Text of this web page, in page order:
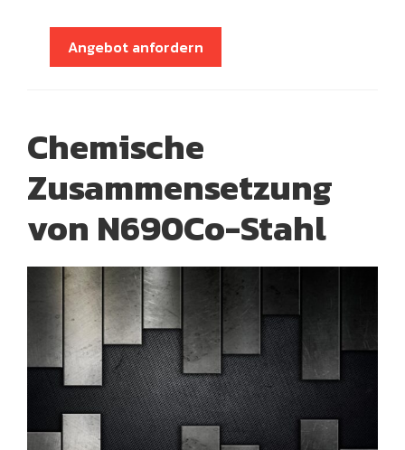
Angebot anfordern
Chemische
Zusammensetzung
von N690Co-Stahl